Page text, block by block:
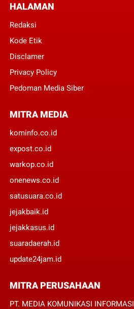
HALAMAN
Redaksi
Kode Etik
Disclamer
Privacy Policy
Pedoman Media Siber
MITRA MEDIA
kominfo.co.id
expost.co.id
warkop.co.id
onenews.co.id
satusuara.co.id
jejakbaik.id
jejakkasus.id
suaradaerah.id
update24jam.id
MITRA PERUSAHAAN
PT. MEDIA KOMUNIKASI INFORMASI